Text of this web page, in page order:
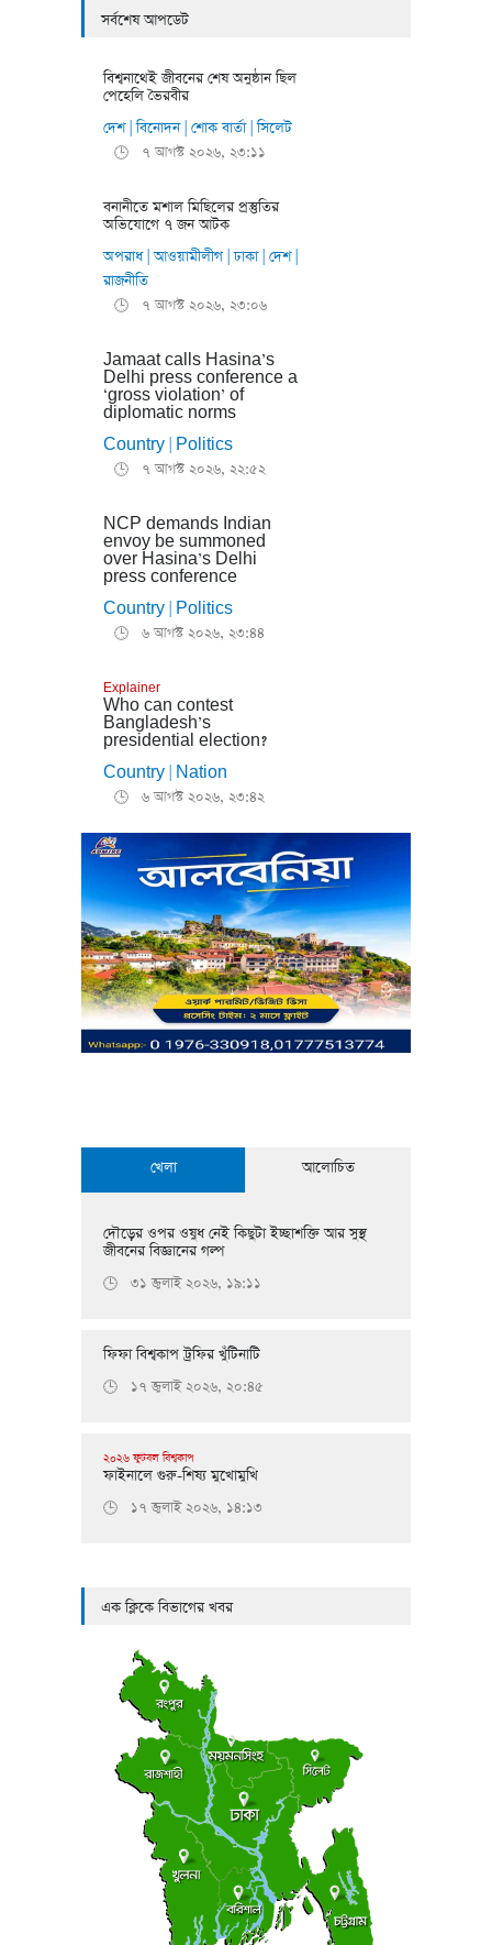
সর্বশেষ আপডেট
বিশ্বনাথেই জীবনের শেষ অনুষ্ঠান ছিল
পেহেলি ভৈরবীর
দেশ|বিনোদন| শোক বার্তা|সিলেট
🕒 ৭ আগস্ট ২০২৬, ২৩:১১
বনানীতে মশাল মিছিলের প্রস্তুতির
অভিযোগে ৭ জন আটক
অপরাধ|আওয়ামীলীগ |ঢাকা| দেশ|
রাজনীতি
🕒 ৭ আগস্ট ২০২৬, ২৩:০৬
Jamaat calls Hasina’s
Delhi press conference a
‘gross violation’ of
diplomatic norms
Country Politics
🕒 ৭ আগস্ট ২০২৬, ২২:৫২
NCP demands Indian
envoy be summoned
over Hasina’s Delhi
press conference
Country Politics
🕒 ৬ আগস্ট ২০২৬, ২৩:৪৪
Explainer
Who can contest
Bangladesh’s
presidential election?
Country Nation
🕒 ৬ আগস্ট ২০২৬, ২৩:৪২
খেলা আলোচিত
দৌড়ের ওপর ওষুধ নেই কিছুটা ইচ্ছাশক্তি আর সুস্থ
জীবনের বিজ্ঞানের গল্প
🕒 ৩১ জুলাই ২০২৬, ১৯:১১
ফিফা বিশ্বকাপ ট্রফির খুঁটিনাটি
🕒 ১৭ জুলাই ২০২৬, ২০:৪৫
২০২৬ ফুটবল বিশ্বকাপ
ফাইনালে গুরু-শিষ্য মুখোমুখি
🕒 ১৭ জুলাই ২০২৬, ১৪:১৩
এক ক্লিকে বিভাগের খবর